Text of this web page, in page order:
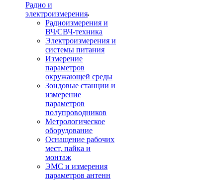
Радио и
электроизмерения
Радиоизмерения и
ВЧ/СВЧ-техника
Электроизмерения и
системы питания
Измерение
параметров
окружающей среды
Зондовые станции и
измерение
параметров
полупроводников
Метрологическое
оборудование
Оснащение рабочих
мест, пайка и
монтаж
ЭМС и измерения
параметров антенн